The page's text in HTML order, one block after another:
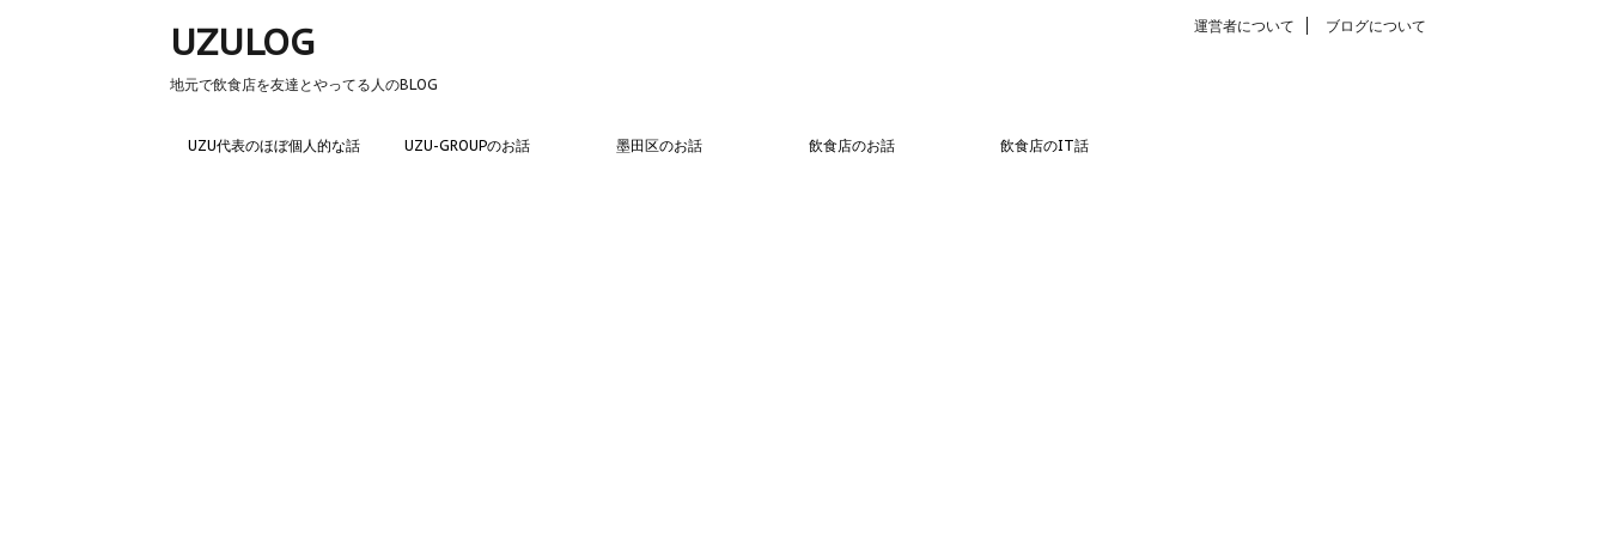
UZULOG
地元で飲食店を友達とやってる人のBLOG
運営者について ブログについて
UZU代表のほぼ個人的な話 UZU-GROUPのお話 墨田区のお話 飲食店のお話 飲食店のIT話